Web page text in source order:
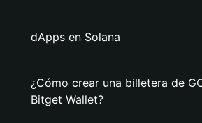
dApps en Solana
¿Cómo crear una billetera de
Bitget Wallet?